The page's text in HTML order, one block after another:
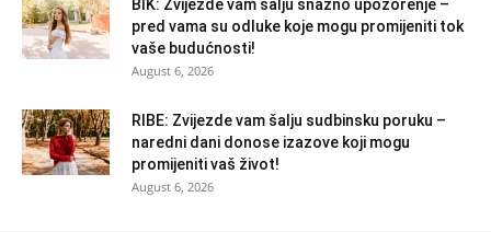
BIK: Zvijezde vam šalju snažno upozorenje –
pred vama su odluke koje mogu promijeniti tok
vaše budućnosti!
August 6, 2026
RIBE: Zvijezde vam šalju sudbinsku poruku –
naredni dani donose izazove koji mogu
promijeniti vaš život!
August 6, 2026